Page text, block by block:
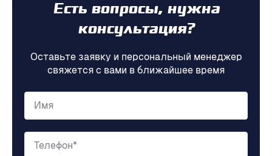
Есть вопросы, нужна
консультация?
Оставьте заявку и персональный менеджер
свяжется с вами в ближайшее время
Имя
Телефон*